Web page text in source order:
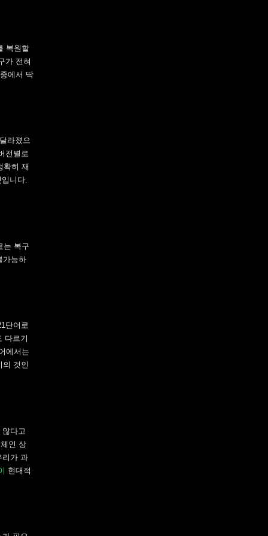
복원할
가 전혀
에서 딱
라졌으
전별로
확히 재
니다.
는 복구
가능하
단어로
다르기
에서는
것인
다고
인 상
리가 과
현대적